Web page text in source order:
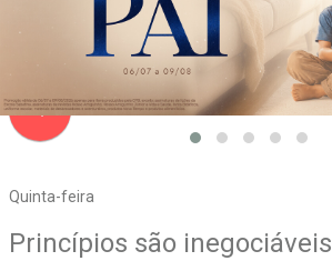
Quinta-feira
navigate_before
Princípios são inegociáveis